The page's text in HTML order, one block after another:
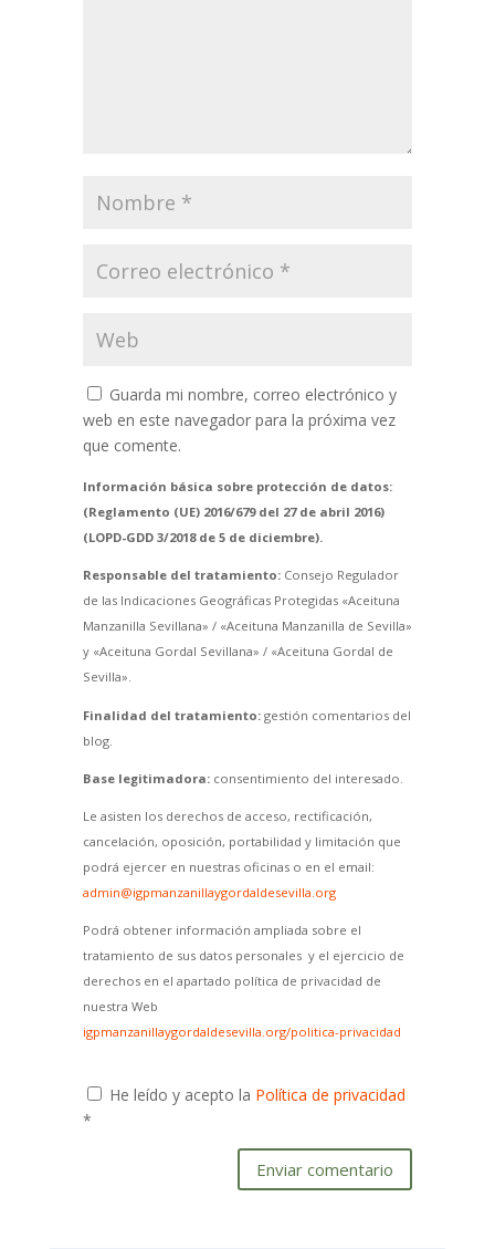
Guarda mi nombre, correo electrónico y
web en este navegador para la próxima vez
que comente.
Información básica sobre protección de datos:
(Reglamento (UE) 2016/679 del 27 de abril 2016)
(LOPD-GDD 3/2018 de 5 de diciembre).
Responsable del tratamiento:Consejo Regulador
de las Indicaciones Geográficas Protegidas «Aceituna
Manzanilla Sevillana» / «Aceituna Manzanilla de Sevilla»
y «Aceituna Gordal Sevillana» / «Aceituna Gordal de
Sevilla».
Finalidad del tratamiento:gestión comentarios del
blog.
Base legitimadora:consentimiento del interesado.
Le asisten los derechos de acceso, rectificación,
cancelación, oposición, portabilidad y limitación que
podrá ejercer en nuestras oficinas o en el email:
admin@igpmanzanillaygordaldesevilla.org
Podrá obtener información ampliada sobre el
tratamiento de sus datos personales y el ejercicio de
derechos en el apartado política de privacidad de
nuestra Web
igpmanzanillaygordaldesevilla.org/politica-privacidad
He leído y acepto la Política de privacidad
*
Enviar comentario